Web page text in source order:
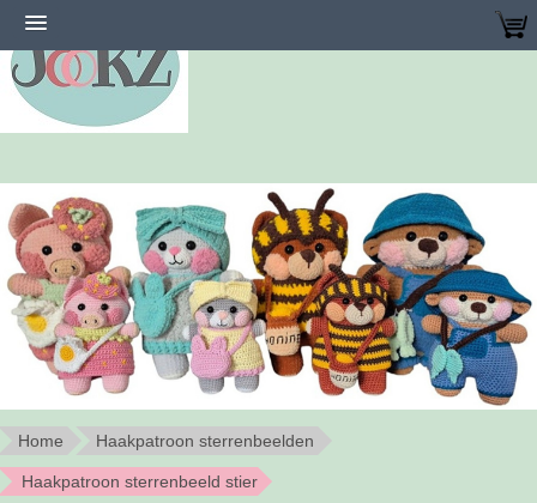
Home Haakpatroon sterrenbeelden
Haakpatroon sterrenbeeld stier